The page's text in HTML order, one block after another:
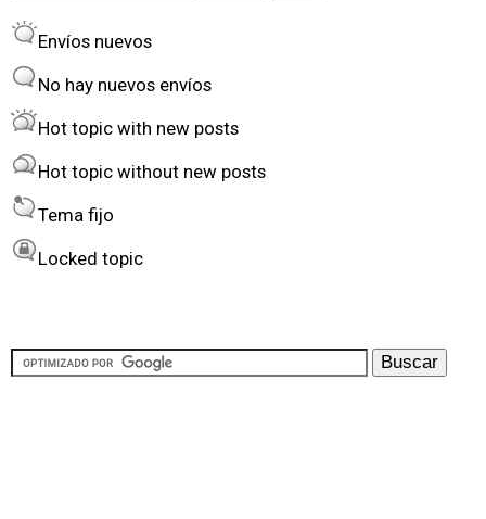
d
e
r
y
t
Envíos nuevos
No hay nuevos envíos
Hot topic with new posts
Hot topic without new posts
Tema fijo
Locked topic